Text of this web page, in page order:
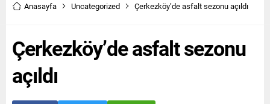
Anasayfa Uncategorized Çerkezköy’de asfalt sezonu açıldı
Çerkezköy’de asfalt sezonu
açıldı